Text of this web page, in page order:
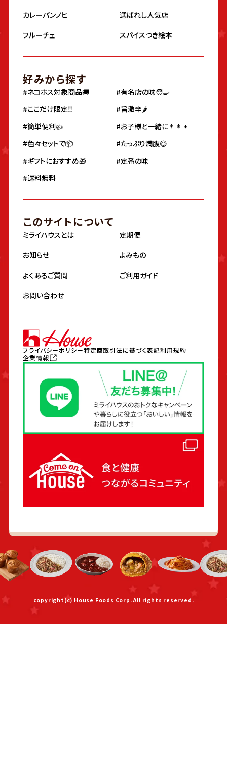
プライバシーポリシー特定商取引法に基づく表記利用規約
企業情報
カレーパンノヒ
選ばれし人気店
フルーチェ
スパイスつき絵本
好みから探す
#ネコポス対象商品🚚
#有名店の味🧑‍🍳
#ここだけ限定‼️
#旨激辛🌶
#簡単便利👍
#お子様と一緒に👨‍👩‍👦
#色々セットで📦
#たっぷり満腹😋
#ギフトにおすすめ🎁
#定番の味
#送料無料
このサイトについて
ミライハウスとは
定期便
お知らせ
よみもの
よくあるご質問
ご利用ガイド
お問い合わせ
copyright(c) House Foods Corp. All rights reserved.